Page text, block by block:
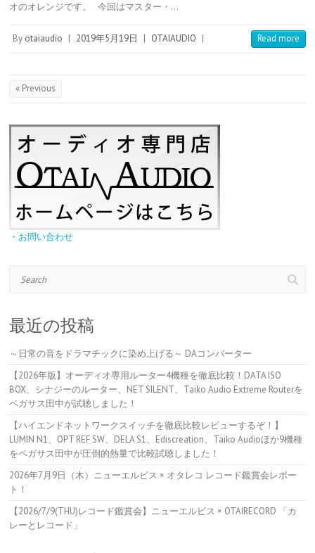
r
s
t
r
a
t
オのオレンジです。 今回はマスター・…
By otaiaudio | 2019年5月19日 | OTAIAUDIO | Read more
« Previous
・お問い合わせ
最近の投稿
～日常の音をドラマチックに染め上げる～ DAコンバーター
【2026年版】オーディオ専用ルーター4機種を徹底比較！DATA ISO
BOX、シナジーのルーター、NET SILENT、Taiko Audio Extreme Routerを
ペガサス田中が試聴しました！
【ハイエンドネットワークスイッチを徹底比較レビューするぞ！】
LUMIN N1、OPT REF SW、DELA S1、Ediscreation、Taiko Audioほか9機種
をペガサス田中が圧倒的熱量で比較試聴しました！
2026年7月9日（木）ニューエルビス × オタレコ レコード鑑賞会レポー
ト！
【2026/7/9(THU)レコード鑑賞会】ニューエルビス × OTAIRECORD 「カ
レーとレコード」